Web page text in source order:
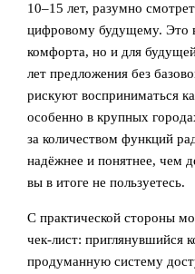
10–15 лет, разумно
цифровому будущему. Это
комфорта, но и для
лет предложения без
рискуют восприниматься
особенно в крупных
за количеством функций
надёжнее и понятнее, чем
вы в итоге не пользуетесь.
С практической стороны
чек‑лист: приглянувшийся
продуманную систему